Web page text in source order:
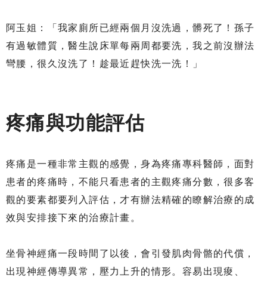
阿玉姐：「我家廁所已經兩個月沒洗過，髒死了！孫子
有過敏體質，醫生說床單每兩周都要洗，我之前沒辦法
彎腰，很久沒洗了！趁最近趕快洗一洗！」
疼痛與功能評估
疼痛是一種非常主觀的感覺，身為疼痛專科醫師，面對
患者的疼痛時，不能只看患者的主觀疼痛分數，很多客
觀的要素都要列入評估，才有辦法精確的瞭解治療的成
效與安排接下來的治療計畫。
坐骨神經痛一段時間了以後，會引發肌肉骨骼的代償，
出現神經傳導異常，壓力上升的情形。容易出現痠、